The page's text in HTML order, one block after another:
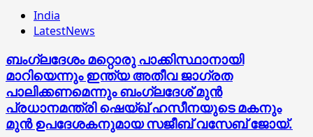
India
LatestNews
ബംഗ്ലദേശം മറ്റൊരു പാക്കിസ്ഥാനായി
മാറിയെന്നും ഇന്ത്യ അതീവ ജാഗ്രത
പാലിക്കണമെന്നും ബംഗ്ലദേശ് മുൻ
പ്രധാനമന്ത്രി ഷെയ്ഖ് ഹസീനയുടെ മകനും
മുൻ ഉപദേശകനുമായ സജീബ് വസേബ് ജോയ്.